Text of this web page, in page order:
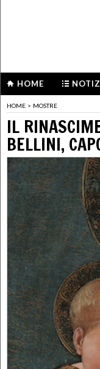
HOME
HOME > MOSTRE
IL
BELLINI,